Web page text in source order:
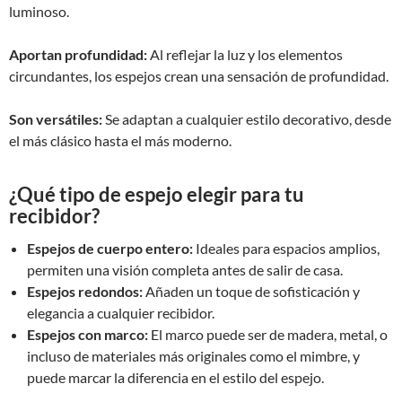
luminoso.
Aportan profundidad:Al reflejar la luz y los elementos
circundantes, los espejos crean una sensación de profundidad.
Son versátiles:Se adaptan a cualquier estilo decorativo, desde
el más clásico hasta el más moderno.
¿Qué tipo de espejo elegir para tu
recibidor?
Espejos de cuerpo entero: Ideales para espacios amplios,
permiten una visión completa antes de salir de casa.
Espejos redondos:Añaden un toque de sofisticación y
elegancia a cualquier recibidor.
Espejos con marco: El marco puede ser de madera, metal, o
incluso de materiales más originales como el mimbre, y
puede marcar la diferencia en el estilo del espejo.